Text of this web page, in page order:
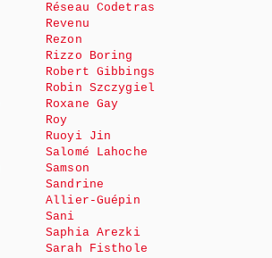
Réseau Codetras
Revenu
Rezon
Rizzo Boring
Robert Gibbings
Robin Szczygiel
Roxane Gay
Roy
Ruoyi Jin
Salomé Lahoche
Samson
Sandrine
Allier-Guépin
Sani
Saphia Arezki
Sarah Fisthole